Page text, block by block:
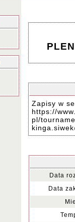
Zapisy w
https://
pl/
Data
Data